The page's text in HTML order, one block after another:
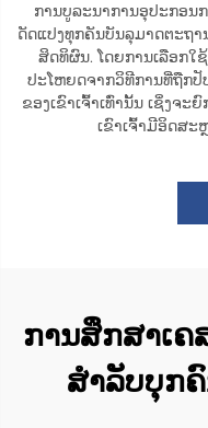
ການບູລະນາການອຸປະກອນ
ດັດແປງທຸກຄັນບັນລຸມາດຕະຖ
ສິດທິຜົນ. ໂດຍການເລືອກໃ
ປະໂຫຍດຈາກວິທີການທີ່ຖືກ
ຂອງເຂົາເຈົ້າເທົ່ານັ້ນ ເຊິ່ງຈ
ເຂົາເຈົ້າມີອິດສະ
ການສຶກສາເ
ສຳລັບບຸກ